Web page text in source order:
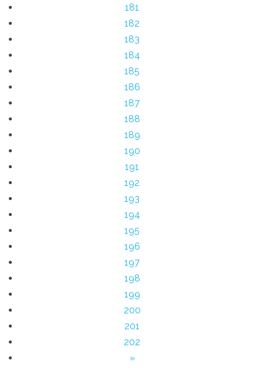
181
182
183
184
185
186
187
188
189
190
191
192
193
194
195
196
197
198
199
200
201
202
»